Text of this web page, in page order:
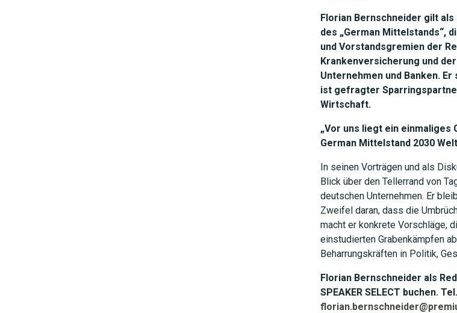
Florian Bernschneider gilt
des „German Mittelstands“,
und Vorstandsgremien der
Krankenversicherung und
Unternehmen und Banken.
ist gefragter
Wirtschaft.
„Vor uns liegt ein einmaliges
German Mittelstand 2030
In seinen Vorträgen und als
Blick über den Tellerrand von
deutschen Unternehmen. Er
Zweifel daran, dass die
macht er konkrete Vorschläge,
einstudierten Grabenkämpfen
Beharrungskräften in Politik,
Florian Bernschneider als
SPEAKER SELECT buchen.